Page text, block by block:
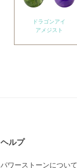
ドラゴンアイ
アメジスト
ヘルプ
パワーストーンについて